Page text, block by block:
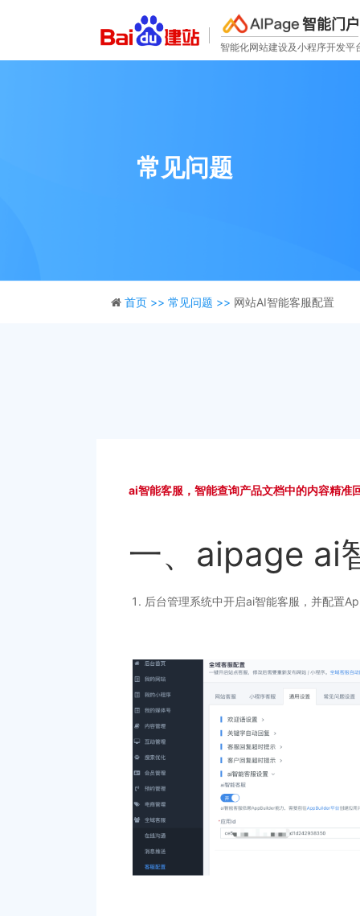
智能门户
智能化网站建设及小程序开发平
常见问题
首页 >> 常见问题 >> 网站AI智能客服配置
ai智能客服，智能查询产品文档中的内容精准
一、aipage ai
后台管理系统中开启ai智能客服，并配置